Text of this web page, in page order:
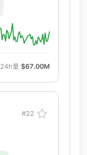
24h量 $67.00M
#22